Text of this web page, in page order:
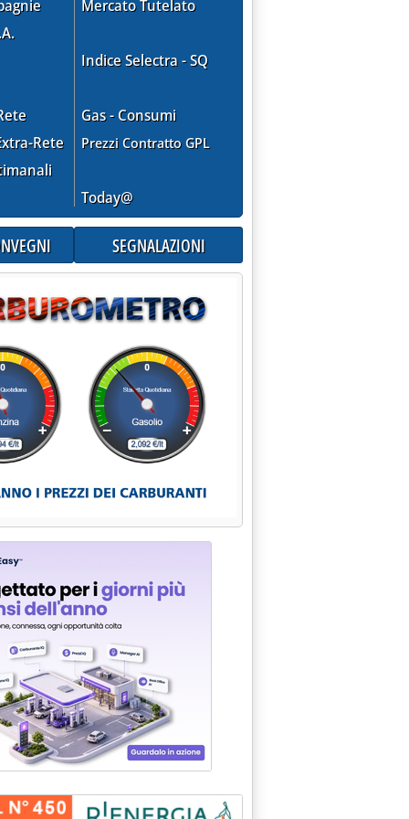
Rete
Mercato Tutelato
Indice Selectra - SQ
Gas - Consumi
Prezzi Contratto GPL
Today@
SEGNALAZIONI